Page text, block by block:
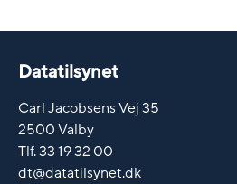
Datatilsynet
Carl Jacobsens Vej 35
2500 Valby
Tlf. 33 19 32 00
dt@datatilsynet.dk